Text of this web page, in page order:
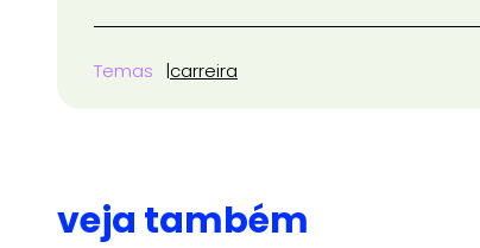
Temas carreira
veja também